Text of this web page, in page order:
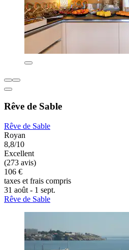
Rêve de Sable
Rêve de Sable
Royan
8,8/10
Excellent
(273 avis)
106 €
taxes et frais compris
31 août - 1 sept.
Rêve de Sable